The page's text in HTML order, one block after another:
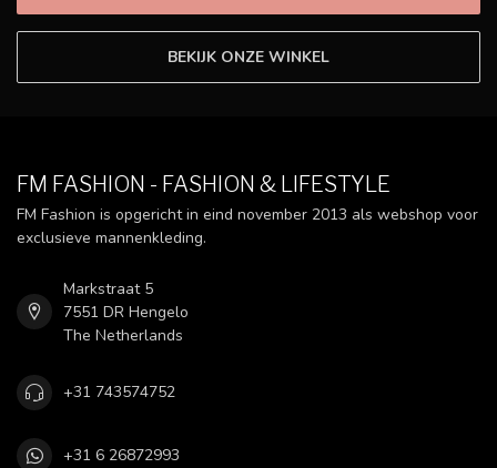
BEKIJK ONZE WINKEL
FM FASHION - FASHION & LIFESTYLE
FM Fashion is opgericht in eind november 2013 als webshop voor
exclusieve mannenkleding.
Markstraat 5
7551 DR Hengelo
The Netherlands
+31 743574752
+31 6 26872993